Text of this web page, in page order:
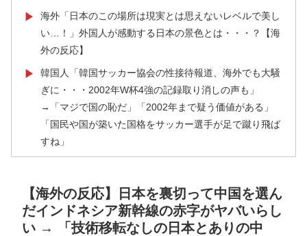
▶
海外「日本のこの場所は現実とは思えないレベルで美し
い…！」外国人が感動する日本の景色とは・・・？【海
外の反応】
▶
韓国人「韓国サッカー協会の性接待報道、海外でも大騒
ぎに・・・2002年W杯4強の記録取り消しの声も」
→「マジで国の恥だ」「2002年まで疑う価値がある」
「国民や国が築いた国格をサッカー選手が足で蹴り飛ば
すね」
▶
海外「日本はさすが過ぎるｗ」 日本は野生動物の喧嘩
さえ可愛くなってしまうと世界が騒然
【海外の反応】日本を裏切って中国を選ん
だインドネシア新幹線の赤字がヤバいらし
い → 「技術移転なしの日本とありの中